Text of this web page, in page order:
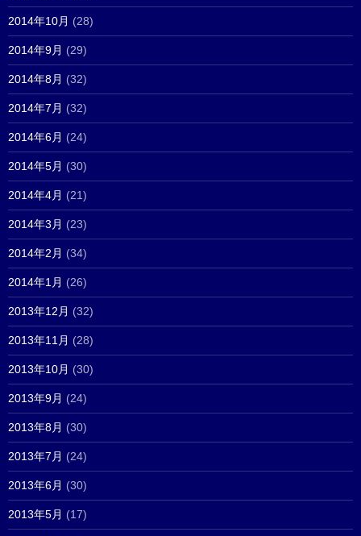
2014年10月 (28)
2014年9月 (29)
2014年8月 (32)
2014年7月 (32)
2014年6月 (24)
2014年5月 (30)
2014年4月 (21)
2014年3月 (23)
2014年2月 (34)
2014年1月 (26)
2013年12月 (32)
2013年11月 (28)
2013年10月 (30)
2013年9月 (24)
2013年8月 (30)
2013年7月 (24)
2013年6月 (30)
2013年5月 (17)